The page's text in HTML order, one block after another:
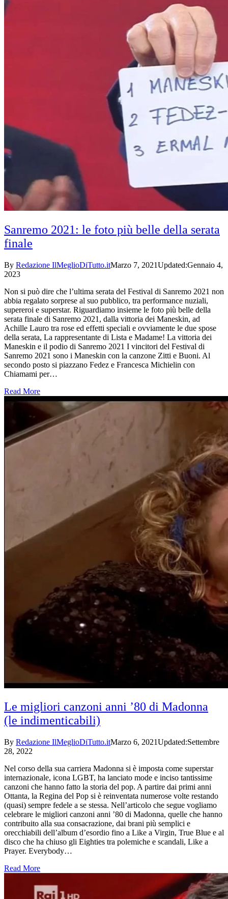
Sanremo 2021: le foto più belle della serata
finale
By Redazione IlMeglioDiTutto.itMarzo 7, 2021Updated:Gennaio 4,
2023
Non si può dire che l’ultima serata del Festival di Sanremo 2021 non
abbia regalato sorprese al suo pubblico, tra performance nuziali,
supereroi e superstar. Riguardiamo insieme le foto più belle della
serata finale di Sanremo 2021, dalla vittoria dei Maneskin, ad
Achille Lauro tra rose ed effetti speciali e ovviamente le due spose
della serata, La rappresentante di Lista e Madame! La vittoria dei
Maneskin e il podio di Sanremo 2021 I vincitori del Festival di
Sanremo 2021 sono i Maneskin con la canzone Zitti e Buoni. Al
secondo posto si piazzano Fedez e Francesca Michielin con
Chiamami per…
Read More
Le migliori canzoni anni ’80 di Madonna
(le indimenticabili)
By Redazione IlMeglioDiTutto.itMarzo 6, 2021Updated:Settembre
28, 2022
Nel corso della sua carriera Madonna si è imposta come superstar
internazionale, icona LGBT, ha lanciato mode e inciso tantissime
canzoni che hanno fatto la storia del pop. A partire dai primi anni
Ottanta, la Regina del Pop si è reinventata numerose volte restando
(quasi) sempre fedele a se stessa. Nell’articolo che segue vogliamo
celebrare le migliori canzoni anni ’80 di Madonna, quelle che hanno
contribuito alla sua consacrazione, dai brani più semplici e
orecchiabili dell’album d’esordio fino a Like a Virgin, True Blue e al
disco che ha chiuso gli Eighties tra polemiche e scandali, Like a
Prayer. Everybody…
Read More